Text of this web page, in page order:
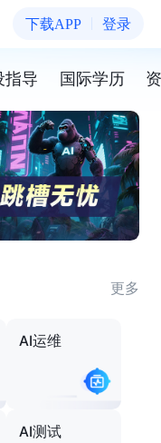
下载APP 登录
指导 国际学历
更多
AI运维
AI测试